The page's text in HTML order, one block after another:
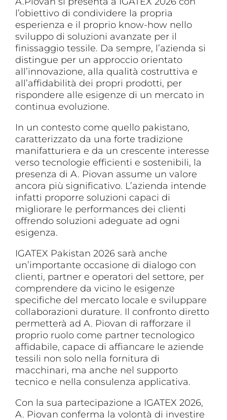
l’obiettivo di condividere la propria
esperienza e il proprio know-how nello
sviluppo di soluzioni avanzate per il
finissaggio tessile. Da sempre, l’azienda si
distingue per un approccio orientato
all’innovazione, alla qualità costruttiva e
all’affidabilità dei propri prodotti, per
rispondere alle esigenze di un mercato in
continua evoluzione.
In un contesto come quello pakistano,
caratterizzato da una forte tradizione
manifatturiera e da un crescente interesse
verso tecnologie efficienti e sostenibili, la
presenza di A. Piovan assume un valore
ancora più significativo. L’azienda intende
infatti proporre soluzioni capaci di
migliorare le performances dei clienti
offrendo soluzioni adeguate ad ogni
esigenza.
IGATEX Pakistan 2026 sarà anche
un’importante occasione di dialogo con
clienti, partner e operatori del settore, per
comprendere da vicino le esigenze
specifiche del mercato locale e sviluppare
collaborazioni durature. Il confronto diretto
permetterà ad A. Piovan di rafforzare il
proprio ruolo come partner tecnologico
affidabile, capace di affiancare le aziende
tessili non solo nella fornitura di
macchinari, ma anche nel supporto
tecnico e nella consulenza applicativa.
Con la sua partecipazione a IGATEX 2026,
A. Piovan conferma la volontà di investire